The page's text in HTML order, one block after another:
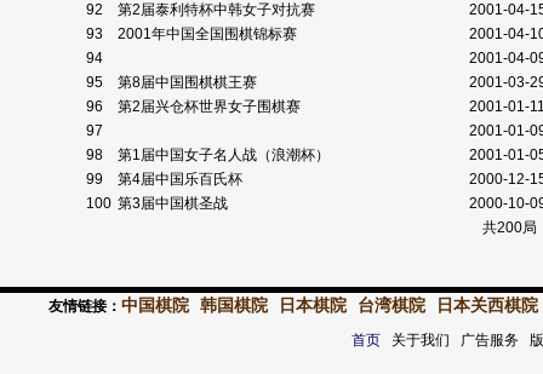
92
第2届泰利特杯中韩女子对抗赛
2001-04-
93
2001年中国全国围棋锦标赛
2001-04-
94
2001-04-
95
第8届中国围棋棋王赛
2001-03-
96
第2届兴仓杯世界女子围棋赛
2001-01-
97
2001-01-
98
第1届中国女子名人战（浪潮杯）
2001-01-
99
第4届中国乐百氏杯
2000-12-
100 第3届中国棋圣战
2000-10-
共200
友情链接： 中国棋院 韩国棋院 日本棋院 台湾棋院 日本关西棋院
首页关于我们 广告服务